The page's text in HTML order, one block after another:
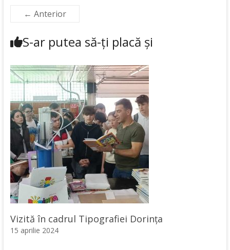
← Anterior
S-ar putea să-ți placă și
Vizită în cadrul Tipografiei Dorința
15 aprilie 2024